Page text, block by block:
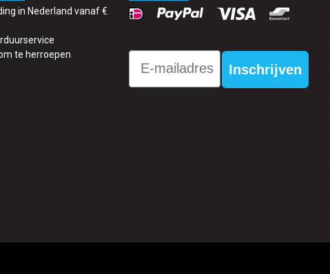
in Nederland vanaf €
te herroepen
Email
Inschrijven